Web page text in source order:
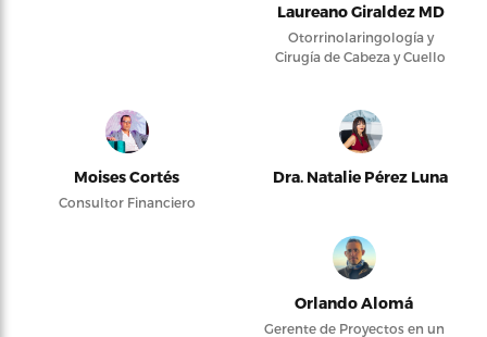
Laureano Giraldez MD
Otorrinolaringología y
Cirugía de Cabeza y Cuello
Moises Cortés
Consultor Financiero
Dra. Natalie Pérez Luna
Orlando Alomá
Gerente de Proyectos en un